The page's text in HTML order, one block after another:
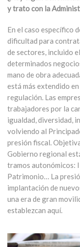
y trato con la
En el caso específico
dificultad para
de sectores, incluido
determinados
mano de obra
está más extendido
regulación. Las
trabajadores por la
igualdad, diversidad,
volviendo al
presión fiscal.
Gobierno regional
tramos autonómicos:
Patrimonio… La
implantación de
una era de gran
establezcan aquí.